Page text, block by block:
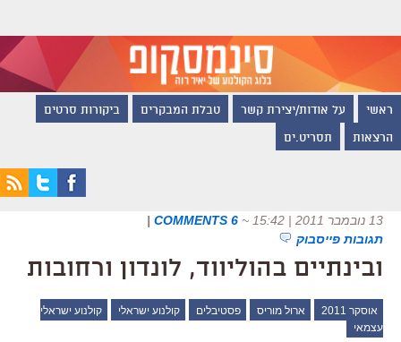
ראשי על אודות/יצירת קשר טבלת המבקרים ביקורות סרטים
הרצאות תסריט.ים
13 נובמבר 2011 | 15:42 ~
6 COMMENTS
|
תגובות פייסבוק
ובינתיים בהוליווד, לונדון ורחובות
אוסקר 2011 ארול מוריס פסטיבלים קולנוע ישראלי
קולנוע ישראלי
עצמאי